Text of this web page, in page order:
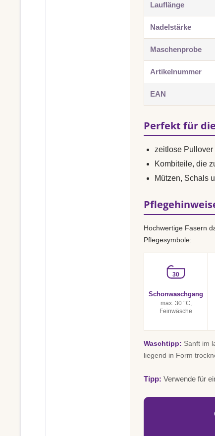
Lauflänge
Nadelstärke
Maschenprobe
Artikelnummer
EAN
Perfekt für
zeitlose
Kombiteile, die
Mützen, Schals
Hochwertige Fasern
Pflegesymbole:
30
Schonwaschgang
max. 30 °C,
Feinwäsche
Waschtipp: Sanft im
liegend in Form
Tipp: Verwende für